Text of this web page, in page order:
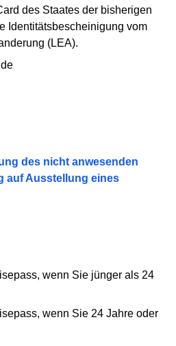
des Staates der bisherigen
Identitätsbescheinigung vom
(LEA).
des nicht anwesenden
auf Ausstellung eines
wenn Sie jünger als 24
wenn Sie 24 Jahre oder